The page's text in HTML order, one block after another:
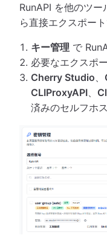
RunAPI を他のツ
ら直接エクスポート
キー管理 で
必要なエクスポ
Cherry Studio
CLIProxyAPI
済みのセルフホ